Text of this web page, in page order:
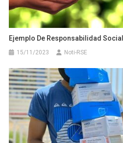
Ejemplo De Responsabilidad
15/11/2023 Noti-RSE